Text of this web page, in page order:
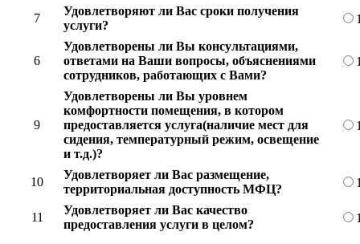
7
Удовлетворяют ли Вас сроки получения
услуги?
6
Удовлетворены ли Вы консультациями,
ответами на Ваши вопросы, объяснениями
сотрудников, работающих с Вами?
9
Удовлетворены ли Вы уровнем
комфортности помещения, в котором
предоставляется услуга(наличие мест для
сидения, температурный режим, освещение
и т.д.)?
10
Удовлетворяет ли Вас размещение,
территориальная доступность МФЦ?
11
Удовлетворяет ли Вас качество
предоставления услуги в целом?